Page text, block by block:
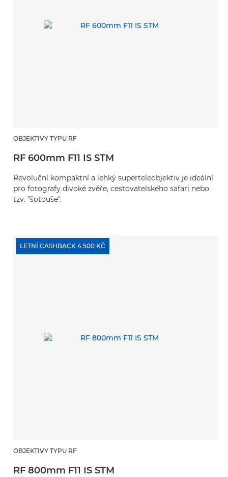
OBJEKTIVY TYPU RF
RF 600mm F11 IS STM
Revoluční kompaktní a lehký superteleobjektiv je ideální
pro fotografy divoké zvěře, cestovatelského safari nebo
tzv. "šotouše".
LETNÍ CASHBACK 4 500 KČ
OBJEKTIVY TYPU RF
RF 800mm F11 IS STM